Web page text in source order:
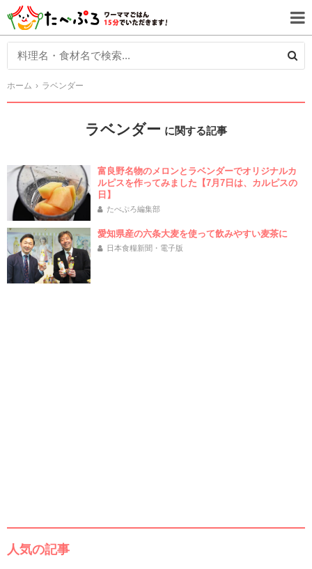
ホーム ラベンダー
ラベンダー に関する記事
富良野名物のメロンとラベンダーでオリジナルカ
ルピスを作ってみました【7月7日は、カルピスの
日】
たべぷろ編集部
愛知県産の六条大麦を使って飲みやすい麦茶に
日本食糧新聞・電子版
人気の記事